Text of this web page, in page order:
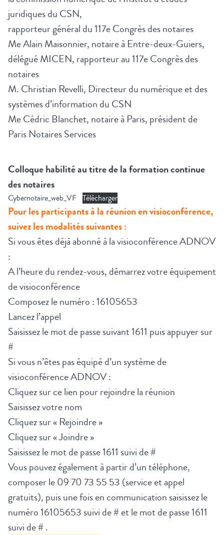
juridiques du CSN,
rapporteur général du 117e Congrès des notaires
Me Alain Maisonnier, notaire à Entre-deux-Guiers,
délégué MICEN, rapporteur au 117e Congrès des
notaires
M. Christian Revelli, Directeur du numérique et des
systèmes d’information du CSN
Me Cédric Blanchet, notaire à Paris, président de
Paris Notaires Services
Colloque habilité au titre de la formation continue
des notaires
Cybernotaire_web_VF Télécharger
Pour les participants à la réunion en visioconférence,
suivez les modalités suivantes :
Si vous êtes déjà abonné à la visioconférence ADNOV
:
A l’heure du rendez-vous, démarrez votre équipement
de visioconférence
Composez le numéro : 16105653
Lancez l’appel
Saisissez le mot de passe suivant 1611 puis appuyer sur
#
Si vous n’êtes pas équipé d’un système de
visioconférence ADNOV :
Cliquez sur celien pour rejoindre la réunion
Saisissez votre nom
Cliquez sur « Rejoindre »
Cliquez sur « Joindre »
Saisissez le mot de passe 1611 suivi de #
Vous pouvez également à partir d’un téléphone,
composer le 09 70 73 55 53 (service et appel
gratuits), puis une fois en communication saisissez le
numéro 16105653 suivi de # et le mot de passe 1611
suivi de # .